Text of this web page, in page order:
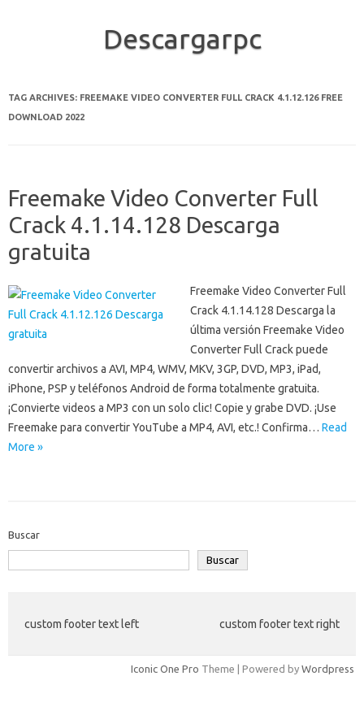
Descargarpc
TAG ARCHIVES: FREEMAKE VIDEO CONVERTER FULL CRACK 4.1.12.126 FREE
DOWNLOAD 2022
Freemake Video Converter Full
Crack 4.1.14.128 Descarga
gratuita
Freemake Video Converter Full
Crack 4.1.14.128 Descarga la
última versión Freemake Video
Converter Full Crack puede
convertir archivos a AVI, MP4, WMV, MKV, 3GP, DVD, MP3, iPad,
iPhone, PSP y teléfonos Android de forma totalmente gratuita.
¡Convierte videos a MP3 con un solo clic! Copie y grabe DVD. ¡Use
Freemake para convertir YouTube a MP4, AVI, etc.! Confirma… Read
More »
Buscar
Buscar
custom footer text left custom footer text right
Iconic One Pro Theme | Powered by Wordpress